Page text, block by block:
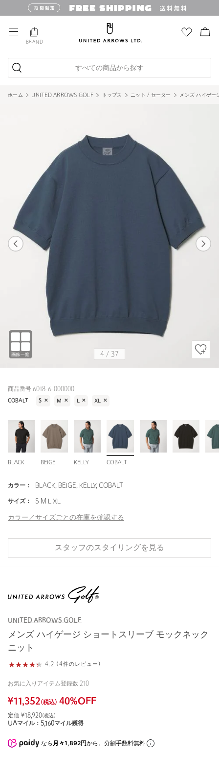
BRAND
すべての商品から探す
ホーム UNITED ARROWS GOLF トップス ニット / セーター メンズ ハイゲー
4 / 37
商品番号 6018-6-000000
COBALT S ✕ M ✕ L ✕ XL ✕
BLACK BEIGE KELLY COBALT
カラー： BLACK, BEIGE, KELLY, COBALT
サイズ： S M L XL
カラー／サイズごとの在庫を確認する
スタッフのスタイリングを見る
UNITED ARROWS GOLF
メンズ ハイゲージ ショートスリーブ モックネック
ニット
4.2 (4件のレビュー)
お気に入りアイテム登録数 210
¥11,352(税込) 40%OFF
定価 ¥ 18,920(税込)
UAマイル： 5,160マイル獲得
なら 月々1,892円から。分割手数料無料